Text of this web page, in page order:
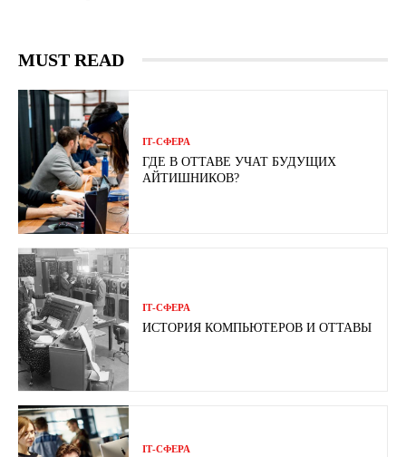
MUST READ
ІТ-СФЕРА
ГДЕ В ОТТАВЕ УЧАТ БУДУЩИХ
АЙТИШНИКОВ?
ІТ-СФЕРА
ИСТОРИЯ КОМПЬЮТЕРОВ И ОТТАВЫ
ІТ-СФЕРА